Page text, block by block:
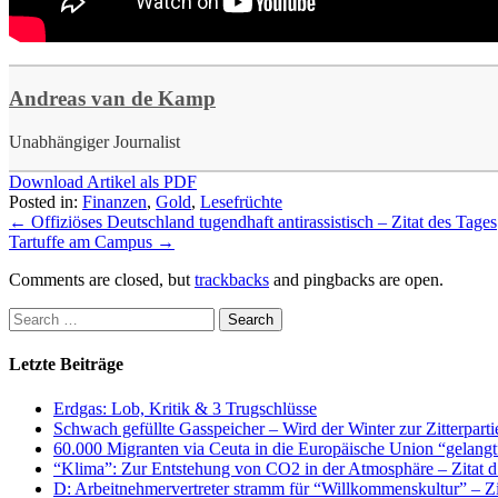
Andreas van de Kamp
Unabhängiger Journalist
Download Artikel als PDF
Posted in: Finanzen, Gold, Lesefrüchte
← Offiziöses Deutschland tugendhaft antirassistisch – Zitat des Tages
Tartuffe am Campus →
Comments are closed, but trackbacks and pingbacks are open.
Letzte Beiträge
Erdgas: Lob, Kritik & 3 Trugschlüsse
Schwach gefüllte Gasspeicher – Wird der Winter zur
60.000 Migranten via Ceuta in die Europäische Union
“Klima”: Zur Entstehung von CO2 in der Atmosphäre – Zitat
D: Arbeitnehmervertreter stramm für “Willkommenskultur” –